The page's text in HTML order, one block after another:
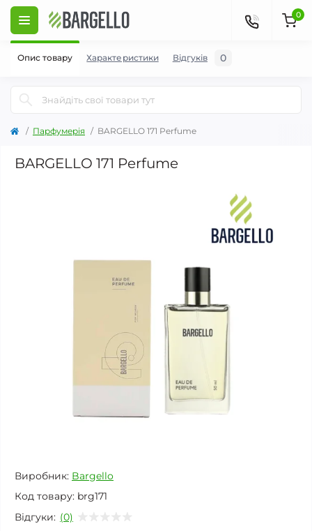
0
Парфумерія BARGELLO 171 Perfume
BARGELLO 171 Perfume
Виробник: Bargello
Код товару: brg171
Відгуки: (0)
Опис товару Характеристики Відгуків 0